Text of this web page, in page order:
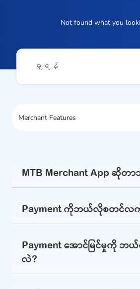
Not found what you
MTB Merchant App ဆိုတ
Payment ကိုဘယ်လိုစတင်လ
Payment အောင်မြင်မှုကို ဘ
လဲ?